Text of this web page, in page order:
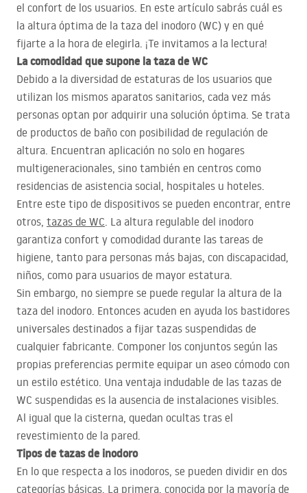
el confort de los usuarios. En este artículo sabrás cuál es
la altura óptima de la taza del inodoro (WC) y en qué
fijarte a la hora de elegirla. ¡Te invitamos a la lectura!
La comodidad que supone la taza de WC
Debido a la diversidad de estaturas de los usuarios que
utilizan los mismos aparatos sanitarios, cada vez más
personas optan por adquirir una solución óptima. Se trata
de productos de baño con posibilidad de regulación de
altura. Encuentran aplicación no solo en hogares
multigeneracionales, sino también en centros como
residencias de asistencia social, hospitales u hoteles.
Entre este tipo de dispositivos se pueden encontrar, entre
otros, tazas de WC. La altura regulable del inodoro
garantiza confort y comodidad durante las tareas de
higiene, tanto para personas más bajas, con discapacidad,
niños, como para usuarios de mayor estatura.
Sin embargo, no siempre se puede regular la altura de la
taza del inodoro. Entonces acuden en ayuda los bastidores
universales destinados a fijar tazas suspendidas de
cualquier fabricante. Componer los conjuntos según las
propias preferencias permite equipar un aseo cómodo con
un estilo estético. Una ventaja indudable de las tazas de
WC suspendidas es la ausencia de instalaciones visibles.
Al igual que la cisterna, quedan ocultas tras el
revestimiento de la pared.
Tipos de tazas de inodoro
En lo que respecta a los inodoros, se pueden dividir en dos
categorías básicas. La primera, conocida por la mayoría de